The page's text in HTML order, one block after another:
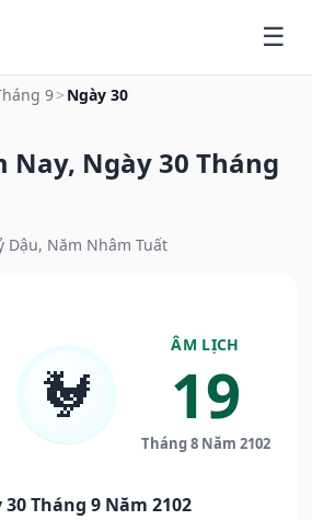
9> Ngày 30
Nay, Ngày 30 Tháng
Dậu, Năm Nhâm Tuất
🐓
ÂM LỊCH
19
Tháng 8 Năm 2102
Tháng 9 Năm 2102